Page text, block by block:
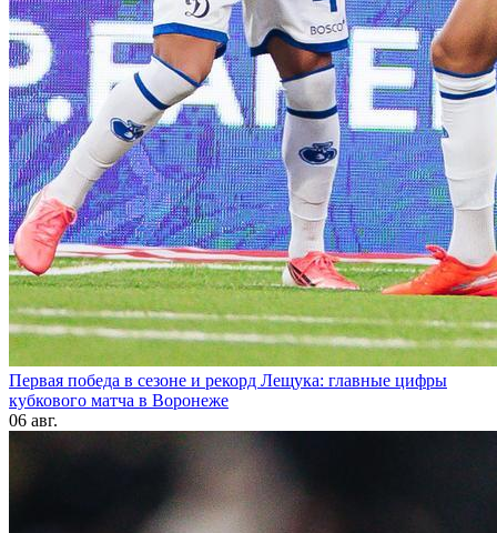
Первая победа в сезоне и рекорд Лещука: главные цифры
кубкового матча в Воронеже
06 авг.